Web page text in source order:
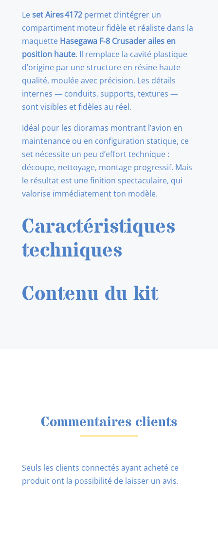
1/48
(for
raised
wing)
FOR
HASEGAWA
Leset Aires 4172permet d’intégrer un
compartiment moteur fidèle et réaliste dans la
maquette Hasegawa F‑8 Crusader ailes en
position haute. Il remplace la cavité plastique
d’origine par une structure en résine haute
qualité, moulée avec précision. Les détails
internes — conduits, supports, textures —
sont visibles et fidèles au réel.
Idéal pour les dioramas montrant l’avion en
maintenance ou en configuration statique, ce
set nécessite un peu d’effort technique :
découpe, nettoyage, montage progressif. Mais
le résultat est une finition spectaculaire, qui
valorise immédiatement ton modèle.
Caractéristiques
techniques
Contenu du kit
Commentaires clients
Seuls les clients connectés ayant acheté ce
produit ont la possibilité de laisser un avis.